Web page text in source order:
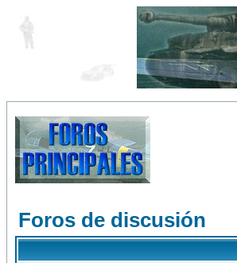
Foros de discusión